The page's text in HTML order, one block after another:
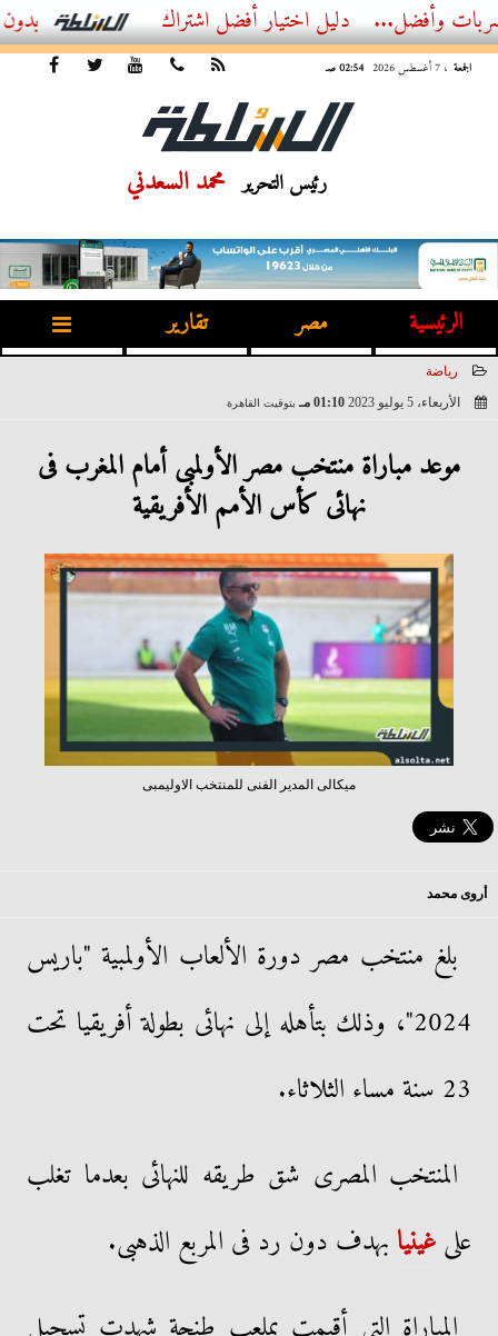
أفضل اشتراك IPTV بدون تقطيع 2026 – دليل المشاهد العصري
الجمعة ، 7 أغسطس 2026 02:54 صـ
رئيس التحرير محمد السعدني
الرئيسية مصر تقارير
رياضة
الأربعاء، 5 يوليو 2023
01:10 مـ بتوقيت القاهرة
موعد مباراة منتخب مصر الأولمبى أمام المغرب فى
نهائى كأس الأمم الأفريقية
ميكالى المدير الفنى للمنتخب الاوليمبى
أروى محمد
بلغ منتخب مصر دورة الألعاب الأولمبية "باريس
2024"، وذلك بتأهله إلى نهائى بطولة أفريقيا تحت
23 سنة مساء الثلاثاء.
المنتخب المصرى شق طريقه للنهائى بعدما تغلب
علىغينيا بهدف دون رد فى المربع الذهبى.